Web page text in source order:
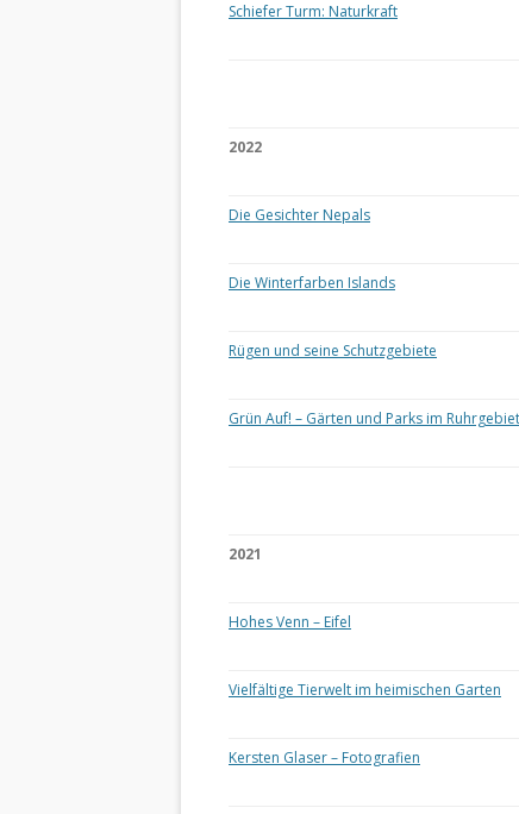
Schiefer Turm: Naturkraft
2022
Die Gesichter Nepals
Die Winterfarben Islands
Rügen und seine Schutzgebiete
Grün Auf! – Gärten und Parks im Ruhrgebiet
2021
Hohes Venn – Eifel
Vielfältige Tierwelt im heimischen Garten
Kersten Glaser – Fotografien